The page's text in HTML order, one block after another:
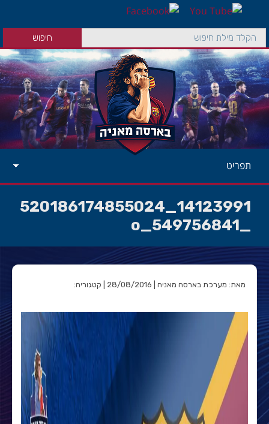
תפריט
14123991_520186174855024
_549756841_o
מאת: מערכת בארסה מאניה | 28/08/2016 | קטגוריה: